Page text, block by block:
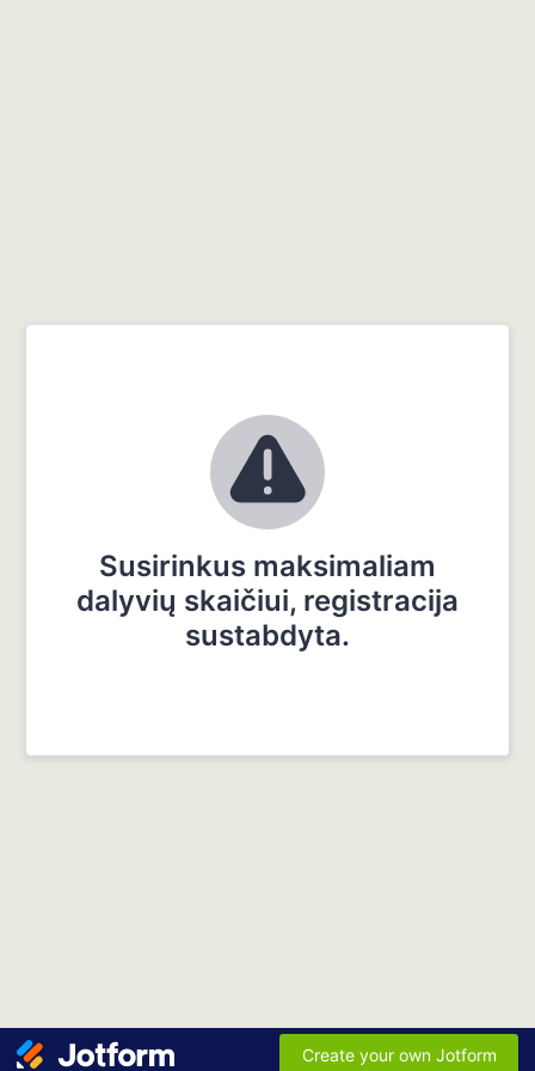
Susirinkus maksimaliam
dalyvių skaičiui, registracija
sustabdyta.
Create your own Jotform